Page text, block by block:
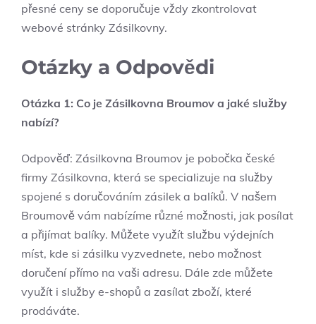
přesné ceny se doporučuje vždy zkontrolovat
webové stránky Zásilkovny.
Otázky a Odpovědi
Otázka 1: Co je Zásilkovna Broumov a jaké služby
nabízí?
Odpověď: Zásilkovna Broumov je pobočka české
firmy Zásilkovna, která se specializuje na služby
spojené s doručováním zásilek a balíků. V našem
Broumově vám nabízíme různé možnosti, jak posílat
a přijímat balíky. Můžete využít službu výdejních
míst, kde si zásilku vyzvednete, nebo možnost
doručení přímo na vaši adresu. Dále zde můžete
využít i služby e-shopů a zasílat zboží, které
prodáváte.